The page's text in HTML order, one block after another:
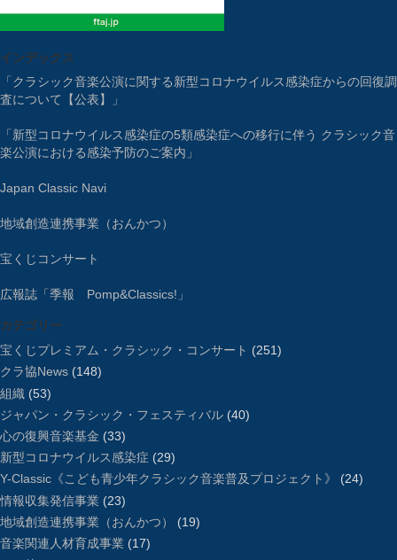
インデックス
「クラシック音楽公演に関する新型コロナウイルス感染症からの回復調
査について【公表】」
「新型コロナウイルス感染症の5類感染症への移行に伴う クラシック音
楽公演における感染予防のご案内」
Japan Classic Navi
地域創造連携事業（おんかつ）
宝くじコンサート
広報誌「季報 Pomp&Classics!」
カテゴリー
宝くじプレミアム・クラシック・コンサート (251)
クラ協News (148)
組織 (53)
ジャパン・クラシック・フェスティバル (40)
心の復興音楽基金 (33)
新型コロナウイルス感染症 (29)
Y-Classic《こども青少年クラシック音楽普及プロジェクト》
(24)
情報収集発信事業 (23)
地域創造連携事業（おんかつ）
(19)
音楽関連人材育成事業 (17)